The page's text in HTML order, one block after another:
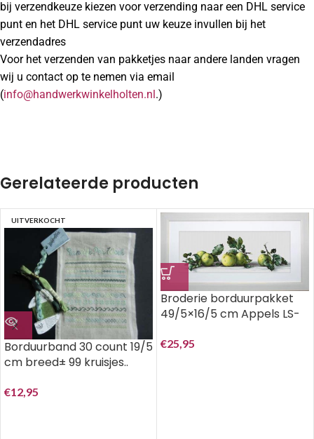
bij verzendkeuze kiezen voor verzending naar een DHL service
punt en het DHL service punt uw keuze invullen bij het
verzendadres
Voor het verzenden van pakketjes naar andere landen vragen
wij u contact op te nemen via email
(info@handwerkwinkelholten.nl.)
Gerelateerde producten
UITVERKOCHT
Borduurband 30 count 19/5
cm breed± 99 kruisjes..
€12,95
Broderie borduurpakket
49/5×16/5 cm Appels LS-
€25,95